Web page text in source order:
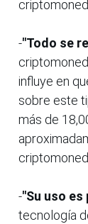
-"Todo se
influye en
sobre este
más de
-"Su uso
tecnología